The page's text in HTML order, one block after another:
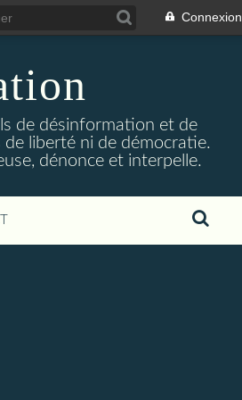
Connexion
de désinformation et de
liberté ni de démocratie.
dénonce et interpelle.